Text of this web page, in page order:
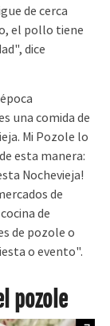
de cerca
el pollo tiene
dice
una comida de
Mi Pozole lo
esta manera:
Nochevieja!
de
de
de pozole o
o evento".
pozole